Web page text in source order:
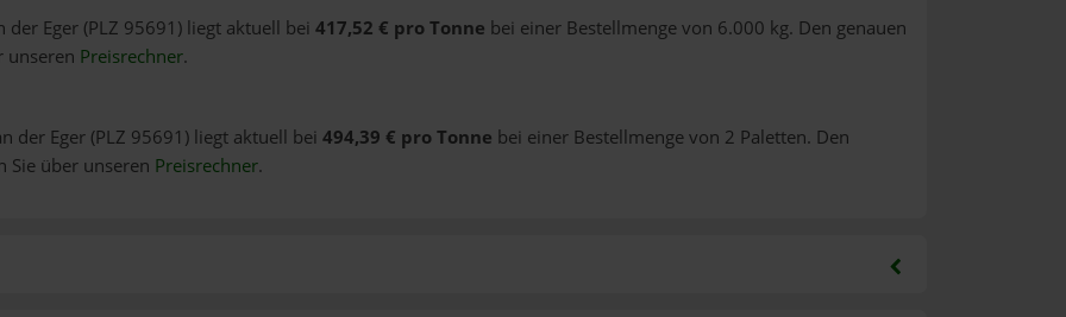
Eger (PLZ 95691) liegt aktuell bei 417,52 € pro Tonne bei einer Bestellmenge von 6.000 kg. Den genauen
unseren Preisrechner.
der Eger (PLZ 95691) liegt aktuell bei 494,39 € pro Tonne bei einer Bestellmenge von 2 Paletten. Den
Sie über unseren Preisrechner.